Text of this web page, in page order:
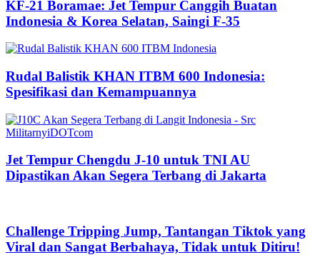
KF-21 Boramae: Jet Tempur Canggih Buatan
Indonesia & Korea Selatan, Saingi F-35
Rudal Balistik KHAN ITBM 600 Indonesia:
Spesifikasi dan Kemampuannya
Jet Tempur Chengdu J-10 untuk TNI AU
Dipastikan Akan Segera Terbang di Jakarta
Challenge Tripping Jump, Tantangan Tiktok yang
Viral dan Sangat Berbahaya, Tidak untuk Ditiru!